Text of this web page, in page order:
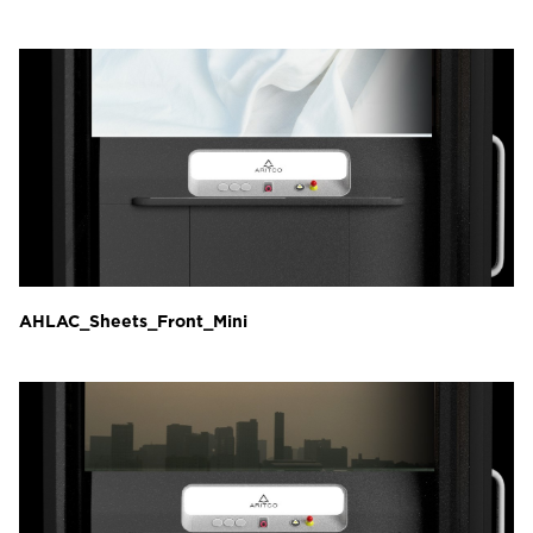
AHLAC_Sheets_Front_Mini